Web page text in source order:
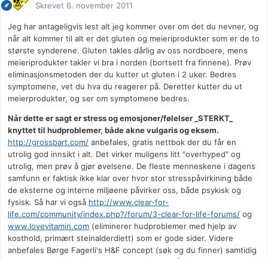
Skrevet 6. november 2011
Jeg har antageligvis lest alt jeg kommer over om det du nevner, og
når alt kommer til alt er det gluten og meieriprodukter som er de to
største synderene. Gluten takles dårlig av oss nordboere, mens
meieriprodukter takler vi bra i norden (bortsett fra finnene). Prøv
eliminasjonsmetoden der du kutter ut gluten i 2 uker. Bedres
symptomene, vet du hva du reagerer på. Deretter kutter du ut
meierprodukter, og ser om symptomene bedres.
Når dette er sagt er stress og emosjoner/følelser _STERKT_
knyttet til hudproblemer, både akne vulgaris og eksem.
http://grossbart.com/ anbefales, gratis nettbok der du får en
utrolig god innsikt i alt. Det virker muligens litt "overhyped" og
utrolig, men prøv å gjør øvelsene. De fleste menneskene i dagens
samfunn er faktisk ikke klar over hvor stor stresspåvirkining både
de eksterne og interne miljøene påvirker oss, både psykisk og
fysisk. Så har vi også http://www.clear-for-
life.com/community/index.php?/forum/3-clear-for-life-forums/ og
www.lovevitamin.com (eliminerer hudproblemer med hjelp av
kosthold, primært steinalderdiett) som er gode sider. Videre
anbefales Børge Fagerli's H&F concept (søk og du finner) samtidig